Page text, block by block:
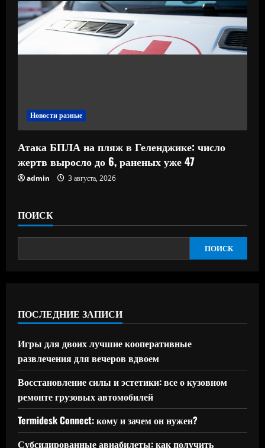
Новости разные
Атака БПЛА на пляж в Геленджике: число
жертв выросло до 6, раненых уже 47
admin 3 августа, 2026
ПОИСК
ПОИСК
ПОСЛЕДНИЕ ЗАПИСИ
Игры для двоих лучшие кооперативные
развлечения для вечеров вдвоем
Восстановление силы и эстетики: все о кузовном
ремонте грузовых автомобилей
Termidesk Connect: кому и зачем он нужен?
Субсидированные авиабилеты: как получить